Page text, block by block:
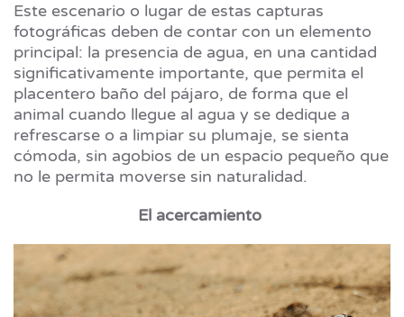
Este escenario o lugar de estas capturas
fotográficas deben de contar con un elemento
principal: la presencia de agua, en una cantidad
significativamente importante, que permita el
placentero baño del pájaro, de forma que el
animal cuando llegue al agua y se dedique a
refrescarse o a limpiar su plumaje, se sienta
cómoda, sin agobios de un espacio pequeño que
no le permita moverse sin naturalidad.
El acercamiento